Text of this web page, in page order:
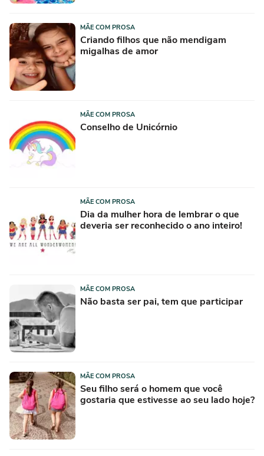
MÃE COM PROSA
Criando filhos que não mendigam
migalhas de amor
MÃE COM PROSA
Conselho de Unicórnio
MÃE COM PROSA
Dia da mulher hora de lembrar o que
deveria ser reconhecido o ano inteiro!
MÃE COM PROSA
Não basta ser pai, tem que participar
MÃE COM PROSA
Seu filho será o homem que você
gostaria que estivesse ao seu lado hoje?